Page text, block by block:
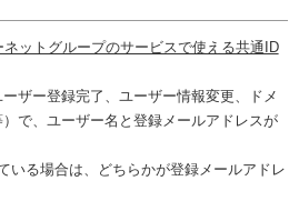
ットグループのサービスで使える共通ID
ザー登録完了、ユーザー情報変更、ドメ
で、ユーザー名と登録メールアドレスが
いる場合は、どちらかが登録メールアドレ